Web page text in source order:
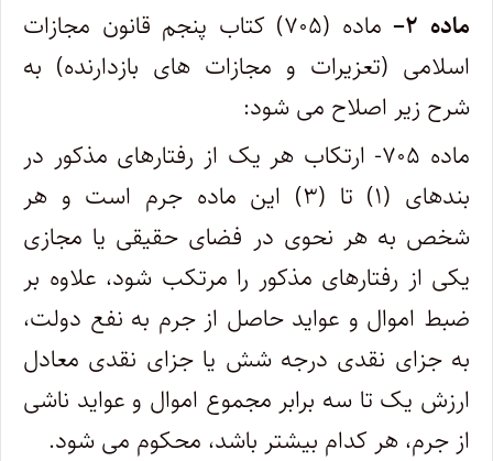
ماده ۲–
ماده (۷۰۵) کتاب پنجم قانون مجازات
اسلامی (تعزیرات و مجازات های بازدارنده) به
شرح زیر اصلاح می شود:
ماده ۷۰۵- ارتکاب هر یک از رفتارهای مذکور در
بندهای (۱) تا (۳) این ماده جرم است و هر
شخص به هر نحوی در فضای حقیقی یا مجازی
یکی از رفتارهای مذکور را مرتکب شود، علاوه بر
ضبط اموال و عواید حاصل از جرم به نفع دولت،
به جزای نقدی درجه شش یا جزای نقدی معادل
ارزش یک تا سه برابر مجموع اموال و عواید ناشی
از جرم، هر کدام بیشتر باشد، محکوم می شود.